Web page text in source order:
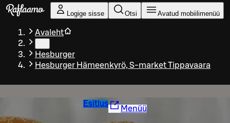
Liigu peamise sisu juurde
Logige sisse Otsi Avatud mobiilimenüü
Avaleht
Hesburger
Hesburger Hämeenkyrö, S-market Tippavaara
Esitlus
Menüü